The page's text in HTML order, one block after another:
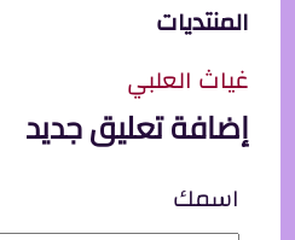
المنتديات
غياث العلبي
إضافة تعليق جديد
اسمك